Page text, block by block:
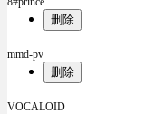
删除
mmd-pv
删除
VOCALOID